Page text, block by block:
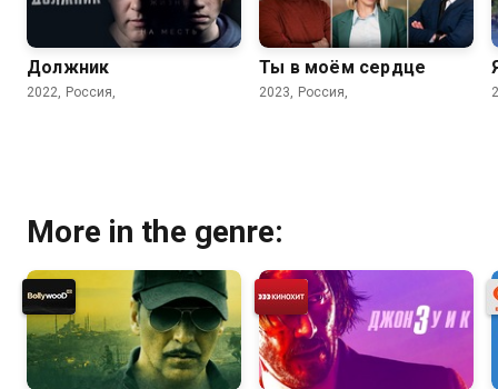
Должник
2022, Россия,
Ты в моём сердце
2023, Россия,
More in the genre: